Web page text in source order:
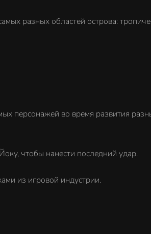
разных областей острова:
персонажей во время развития
чтобы нанести последний удар.
из игровой индустрии.